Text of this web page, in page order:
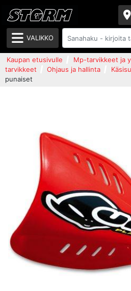
VALIKKO
Kaupan etusivulle Mp-tarvikkeet ja
tarvikkeet
Ohjaus ja hallinta
punaiset